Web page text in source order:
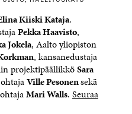
Kiiski Kataja.
Pekka Haavisto,
Jokela, Aalto yliopiston
, kansanedustaja
projektipäällikköSara
Ville Pesonensekä
Mari Walls. Seuraa